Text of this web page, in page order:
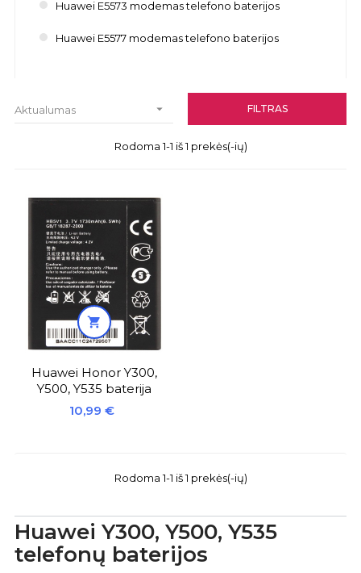
Huawei E5573 modemas telefono baterijos
Huawei E5577 modemas telefono baterijos
Aktualumas  FILTRAS
Rodoma 1-1 iš 1 prekės(-ių)

Huawei Honor Y300,
Y500, Y535 baterija
Kaina
10,99 €
Rodoma 1-1 iš 1 prekės(-ių)
Huawei Y300, Y500, Y535
telefonų baterijos